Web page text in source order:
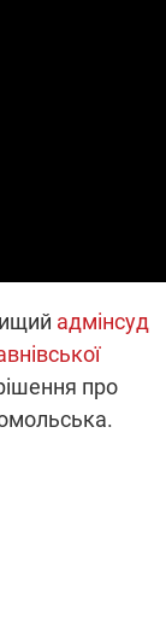
адмінсуд
про